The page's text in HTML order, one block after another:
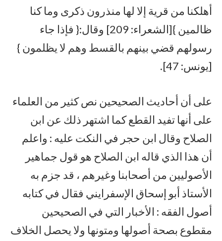
أهلكنا من قرية إلا لها منذرون ذكرى وما كنا
ظالمين }[الشعراء: 209] وقال:{ فإذا جاء
رسولهم قضي بينهم بالقسط وهم لا يظلمون }
[يونس: 47].
على أن أحاديث الصحيحين نص كثير من العلماء
على أنها تفيد القطع كما اشتهر ذلك عن ابن
الصلاح وقال ابن حجر في النكت عليه : واعلم
أن هذا الذي قاله ابن الصلاح هو قول جماهير
الأصوليين من أصحابنا وغيرهم ، قد جزم به
الأستاذ أبو إسحاق الإسفرايني فقال في كتابه
أصول الفقه : الأخبار التي في الصحيحين
مقطوع بصحة أصولها ومتونها ولا يحصل الخلاف